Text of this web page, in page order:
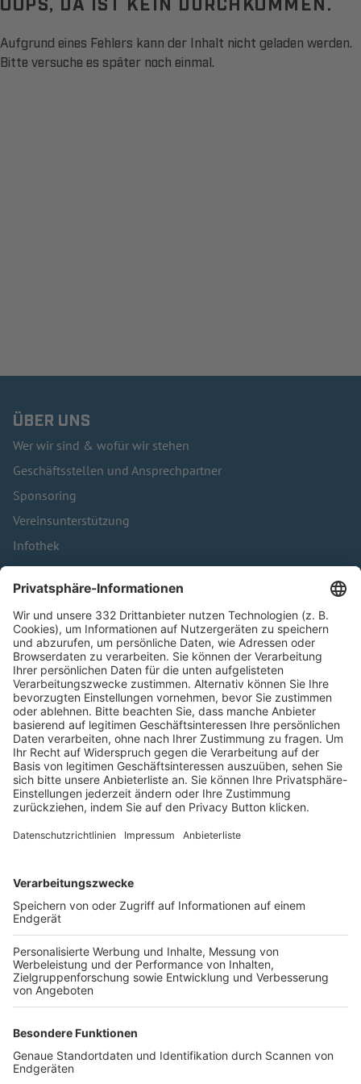
Aufgrund eines Fehlers kann der Inhalt nicht geladen werden.
Bitte versuche es später noch einmal.
ÜBER UNS
Wer wir sind & wofür wir stehen
Geschäftsstellen und Ansprechpartner
Sponsoring
Vereinsunterstützung
Infothek
Kontakt
HÄUFIG BESUCHTE SEITEN
Pässe und Vereinswechsel
Trainerausbildung
Schulungsangebot Vereinsmitarbeiter
BFV-Geschäftsstellen
Trainerbörse
Login SpielPlus
FOLGE DEM BFV
TOP-VEREINE
TOP-PARTNER